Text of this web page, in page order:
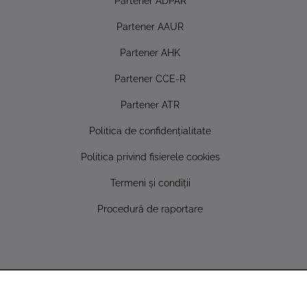
Partener AAUR
Partener AHK
Partener CCE-R
Partener ATR
Politica de confidențialitate
Politica privind fisierele cookies
Termeni și condiții
Procedură de raportare